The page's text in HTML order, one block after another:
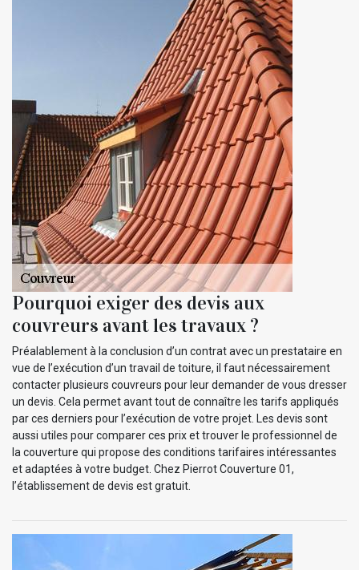
Pourquoi exiger des devis aux
couvreurs avant les travaux ?
Préalablement à la conclusion d’un contrat avec un prestataire en
vue de l’exécution d’un travail de toiture, il faut nécessairement
contacter plusieurs couvreurs pour leur demander de vous dresser
un devis. Cela permet avant tout de connaître les tarifs appliqués
par ces derniers pour l’exécution de votre projet. Les devis sont
aussi utiles pour comparer ces prix et trouver le professionnel de
la couverture qui propose des conditions tarifaires intéressantes
et adaptées à votre budget. Chez Pierrot Couverture 01,
l’établissement de devis est gratuit.